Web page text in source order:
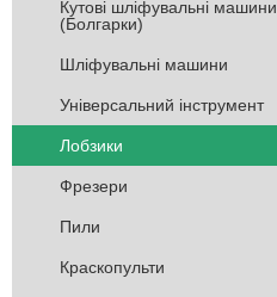
Кутові шліфувальні машини
(Болгарки)
Шліфувальні машини
Універсальний інструмент
Лобзики
Фрезери
Пили
Краскопульти